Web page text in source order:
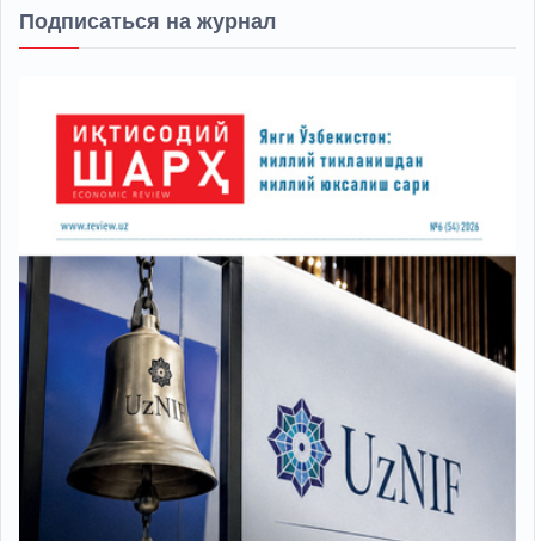
Подписаться на журнал